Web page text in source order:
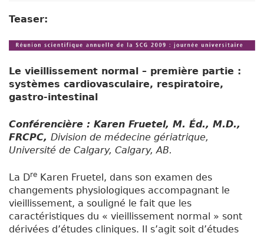
Teaser:
Le vieillissement normal – première partie :
systèmes cardiovasculaire, respiratoire,
gastro-intestinal
Conférencière : Karen Fruetel, M. Éd., M.D.,
FRCPC, Division de médecine gériatrique,
Université de Calgary, Calgary, AB.
La Dre Karen Fruetel, dans son examen des
changements physiologiques accompagnant le
vieillissement, a souligné le fait que les
caractéristiques du « vieillissement normal » sont
dérivées d’études cliniques. Il s’agit soit d’études